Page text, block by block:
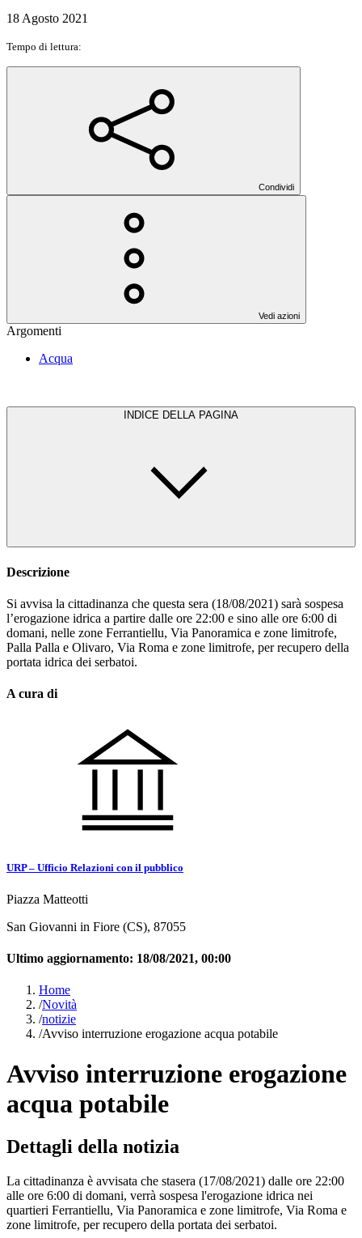
18 Agosto 2021
Tempo di lettura:
Condividi
Vedi azioni
Argomenti
Acqua
INDICE DELLA PAGINA
Descrizione
Si avvisa la cittadinanza che questa sera (18/08/2021) sarà sospesa
l’erogazione idrica a partire dalle ore 22:00 e sino alle ore 6:00 di
domani, nelle zone Ferrantiellu, Via Panoramica e zone limitrofe,
Palla Palla e Olivaro, Via Roma e zone limitrofe, per recupero della
portata idrica dei serbatoi.
A cura di
URP – Ufficio Relazioni con il pubblico
Piazza Matteotti
San Giovanni in Fiore (CS), 87055
Ultimo aggiornamento: 18/08/2021, 00:00
Home
/Novità
/notizie
/Avviso interruzione erogazione acqua potabile
Avviso interruzione erogazione
acqua potabile
Dettagli della notizia
La cittadinanza è avvisata che stasera (17/08/2021) dalle ore 22:00
alle ore 6:00 di domani, verrà sospesa l'erogazione idrica nei
quartieri Ferrantiellu, Via Panoramica e zone limitrofe, Via Roma e
zone limitrofe, per recupero della portata dei serbatoi.